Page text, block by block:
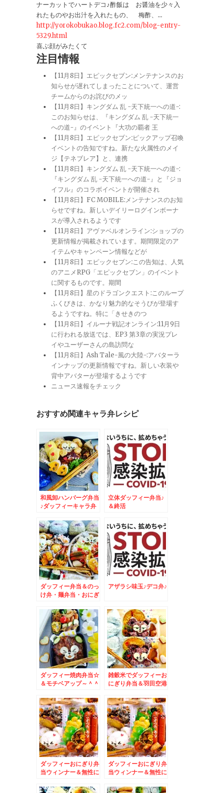
ナーカットでハートデコ♪酢飯は お醤油を少々入
れたものやお出汁を入れたもの、 梅酢、...
http://yorokobukao.blog.fc2.com/blog-entry-
5329.html
喜ぶ顔がみたくて
注目情報
【11月8日】エピックセブン:メンテナンスのお
知らせが遅れてしまったことについて、運営
チームからのお詫びのメッ
【11月8日】キングダム 乱 -天下統一への道-:
このお知らせは、『キングダム 乱 -天下統一
への道-』のイベント『大功の覇者 王
【11月8日】エピックセブン:ピックアップ召喚
イベントの告知ですね。新たな火属性のメイ
ジ【テネブレア】と、連携
【11月8日】キングダム 乱 -天下統一への道-:
『キングダム 乱 -天下統一への道-』と『ジョ
イフル』のコラボイベントが開催され
【11月8日】FC MOBILE:メンテナンスのお知
らせですね。新しいデイリーログインボーナ
スが導入されるようです
【11月8日】アヴァベルオンライン:ショップの
更新情報が掲載されています。期間限定のア
イテムやキャンペーン情報などが
【11月8日】エピックセブン:この告知は、人気
のアニメRPG「エピックセブン」のイベント
に関するものです。期間
【11月8日】星のドラゴンクエスト:このループ
ふくびきは、かなり魅力的なそうびが登場す
るようですね。特に「きせきのつ
【11月8日】イルーナ戦記オンライン:11月9日
に行われる放送では、EP3 第3章の実況プレ
イやユーザーさんの島訪問な
【11月8日】Ash Tale-風の大陸-:アバターラ
インナップの更新情報ですね。新しい衣装や
背中アバターが登場するようです
ニュース速報をチェック
おすすめ関連キャラ弁レシピ
和風卸ハンバーグ弁当
♪ダッフィーキャラ弁
立体ダッフィー弁当♪
＆終活
ダッフィー弁当＆のっ
け弁・麺弁当・おにぎ
アザラシ味玉♪デコ弁♪
ダッフィー焼肉弁当☆
＆モチベアップ～＾＾
雑穀米でダッフィーお
にぎり弁当＆羽田空港
ココ♪「餃子とタンメ
ン 天」さん♪
ダッフィーおにぎり弁
当ウィンナー＆無性に
りドンキー」レギュラ
ダッフィーおにぎり弁
当ウィンナー＆無性に
りドンキー！」レギュ